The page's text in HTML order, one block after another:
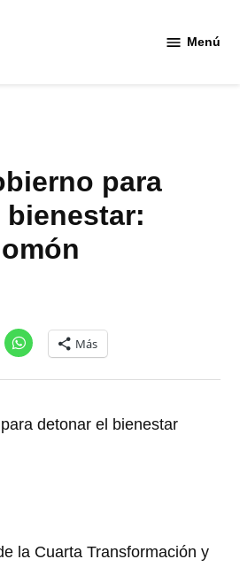
Menú
para
Más
la Cuarta Transformación y